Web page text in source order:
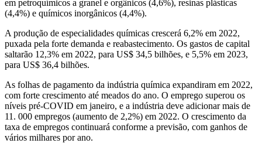
em petroquímicos a granel e orgânicos (4,6%), resinas plásticas
(4,4%) e químicos inorgânicos (4,4%).
A produção de especialidades químicas crescerá 6,2% em 2022,
puxada pela forte demanda e reabastecimento. Os gastos de capital
saltarão 12,3% em 2022, para US$ 34,5 bilhões, e 5,5% em 2023,
para US$ 36,4 bilhões.
As folhas de pagamento da indústria química expandiram em 2022,
com forte crescimento até meados do ano. O emprego superou os
níveis pré-COVID em janeiro, e a indústria deve adicionar mais de
11. 000 empregos (aumento de 2,2%) em 2022. O crescimento da
taxa de empregos continuará conforme a previsão, com ganhos de
vários milhares por ano.